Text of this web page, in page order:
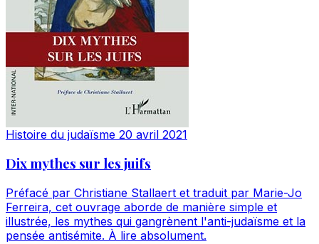
Histoire du judaïsme 20 avril 2021
Dix mythes sur les juifs
Préfacé par Christiane Stallaert et traduit par Marie-Jo
Ferreira, cet ouvrage aborde de manière simple et
illustrée, les mythes qui gangrènent l'anti-judaïsme et la
pensée antisémite. À lire absolument.